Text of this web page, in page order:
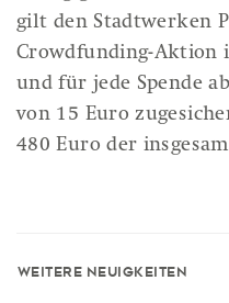
gilt den Stadtwerken
Crowdfunding-Aktion
und für jede Spende
von 15 Euro
480 Euro der
Weitere Neuigkeiten